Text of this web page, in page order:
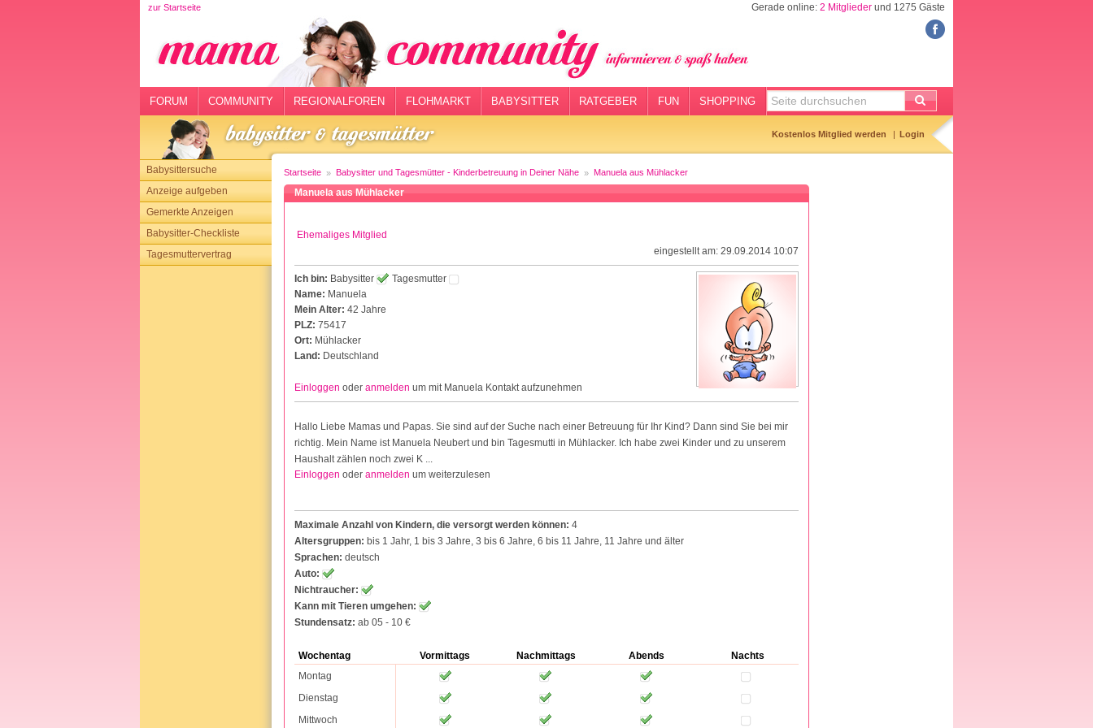
zur Startseite Gerade online: 2 Mitglieder und 1275 Gäste
FORUM COMMUNITY REGIONALFOREN FLOHMARKT BABYSITTER RATGEBER FUN SHOPPING
Kostenlos Mitglied werden Login
Babysittersuche
Anzeige aufgeben
Gemerkte Anzeigen
Babysitter-Checkliste
Tagesmuttervertrag
Startseite Babysitter und Tagesmütter - Kinderbetreuung in Deiner Nähe Manuela aus Mühlacker
Manuela aus Mühlacker
Ehemaliges Mitglied
eingestellt am: 29.09.2014 10:07
Ich bin: Babysitter
Tagesmutter
Name: Manuela
Mein Alter: 42 Jahre
PLZ: 75417
Ort: Mühlacker
Land: Deutschland
Einloggen oder anmelden um mit Manuela Kontakt aufzunehmen
Hallo Liebe Mamas und Papas. Sie sind auf der Suche nach einer Betreuung für Ihr Kind? Dann sind Sie bei mir
richtig. Mein Name ist Manuela Neubert und bin Tagesmutti in Mühlacker. Ich habe zwei Kinder und zu unserem
Haushalt zählen noch zwei K ...
Einloggen oder anmelden um weiterzulesen
Maximale Anzahl von Kindern, die versorgt werden können: 4
Altersgruppen: bis 1 Jahr, 1 bis 3 Jahre, 3 bis 6 Jahre, 6 bis 11 Jahre, 11 Jahre und älter
Sprachen: deutsch
Auto:
Nichtraucher:
Kann mit Tieren umgehen:
Stundensatz: ab 05 - 10 €
Wochentag Vormittags Nachmittags Abends
Nachts
Montag
Dienstag
Mittwoch